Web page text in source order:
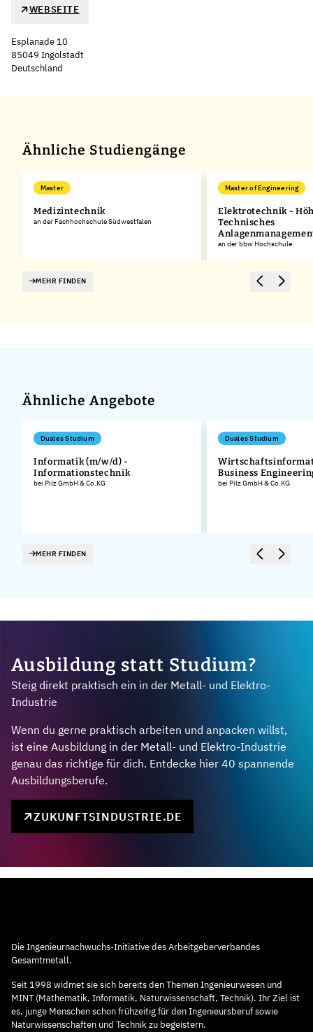
WEBSEITE
Esplanade 10
85049 Ingolstadt
Deutschland
Ähnliche Studiengänge
Master
Medizintechnik
an der Fachhochschule Südwestfalen
Master of Engineering
Elektrotechnik -
Technisches
an der bbw Hochschule
MEHR FINDEN
Ähnliche Angebote
Duales Studium
Informatik (m/w/d) -
Informationstechnik
bei Pilz GmbH & Co.KG
Duales Studium
Business
bei Pilz GmbH & Co.KG
MEHR FINDEN
Ausbildung statt Studium?
Steig direkt praktisch ein in der Metall- und Elektro-
Industrie
Wenn du gerne praktisch arbeiten und anpacken willst,
ist eine Ausbildung in der Metall- und Elektro-Industrie
genau das richtige für dich. Entdecke hier 40 spannende
Ausbildungsberufe.
ZUKUNFTSINDUSTRIE.DE
Die Ingenieurnachwuchs-Initiative des Arbeitgeberverbandes
Gesamtmetall.
Seit 1998 widmet sie sich bereits den Themen Ingenieurwesen und
MINT (Mathematik, Informatik, Naturwissenschaft, Technik). Ihr Ziel ist
es, junge Menschen schon frühzeitig für den Ingenieursberuf sowie
Naturwissenschaften und Technik zu begeistern.